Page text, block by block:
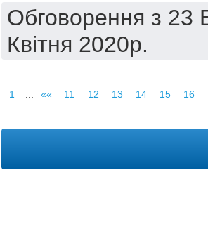
Обговорення з 23
Квітня 2020р.
1 «« 11 12 13 14 15 16